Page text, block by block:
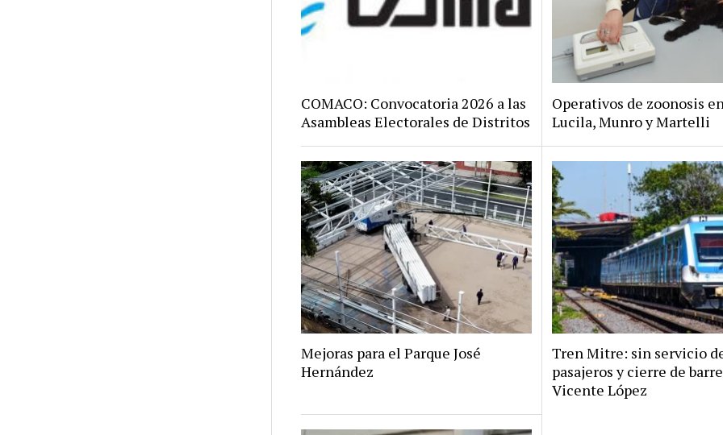
COMACO: Convocatoria 2026 a las
Asambleas Electorales de Distritos
Operativos de zoonosis
Lucila, Munro y Martelli
Mejoras para el Parque José
Hernández
Tren Mitre: sin servicio
pasajeros y cierre de
Vicente López